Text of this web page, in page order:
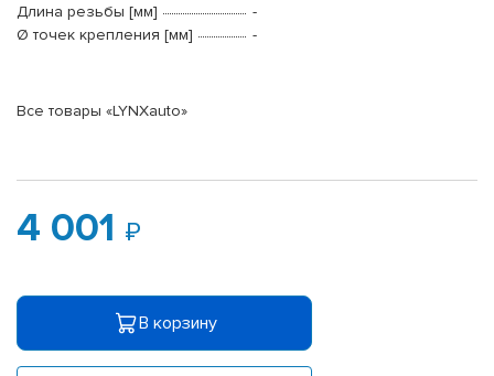
Длина резьбы [мм]
-
Ø точек крепления [мм]
-
Все товары «LYNXauto»
4 001
В корзину